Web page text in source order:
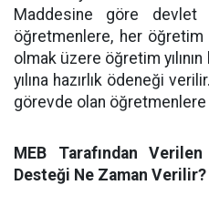
Maddesine göre devlet
öğretmenlere, her öğretim
olmak üzere öğretim
yılına hazırlık ödeneği
görevde olan öğretmenlere
MEB Tarafından Verilen
Desteği Ne Zaman Verilir?